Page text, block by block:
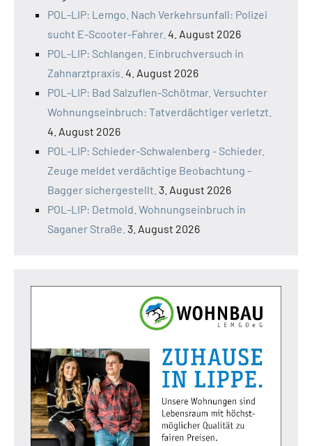
POL-LIP: Lemgo. Nach Verkehrsunfall: Polizei
sucht E-Scooter-Fahrer. 4. August 2026
POL-LIP: Schlangen. Einbruchversuch in
Zahnarztpraxis. 4. August 2026
POL-LIP: Bad Salzuflen-Schötmar. Versuchter
Wohnungseinbruch: Tatverdächtiger verletzt.
4. August 2026
POL-LIP: Schieder-Schwalenberg - Schieder.
Zeuge meldet verdächtige Beobachtung -
Bagger sichergestellt. 3. August 2026
POL-LIP: Detmold. Wohnungseinbruch in
Saganer Straße. 3. August 2026